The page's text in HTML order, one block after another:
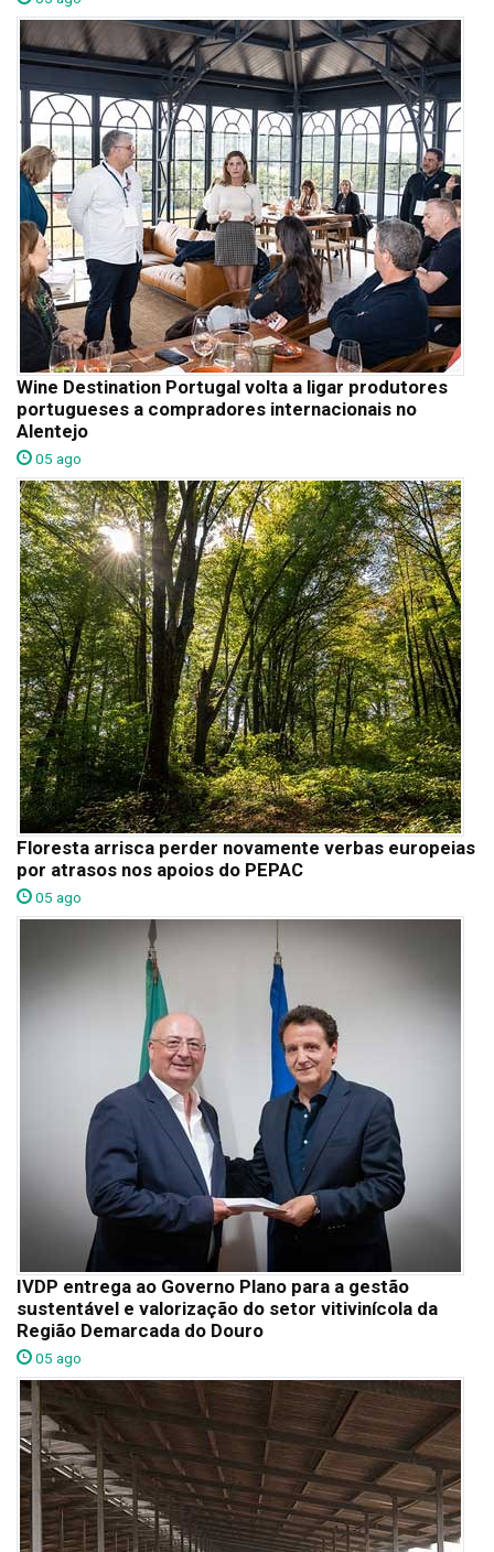
Wine Destination Portugal volta a ligar produtores
portugueses a compradores internacionais no
Alentejo
05 ago
Floresta arrisca perder novamente verbas europeias
por atrasos nos apoios do PEPAC
05 ago
IVDP entrega ao Governo Plano para a gestão
sustentável e valorização do setor vitivinícola da
Região Demarcada do Douro
05 ago